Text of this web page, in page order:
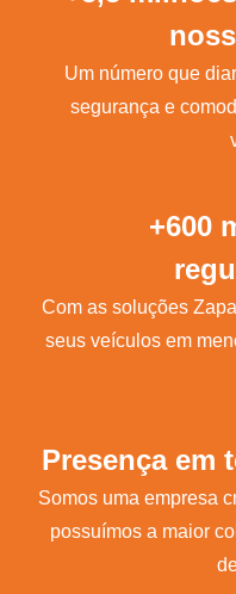
Um número que
segurança e
+600
Com as soluções
seus veículos em
Presença em
Somos uma empresa
possuímos a maior